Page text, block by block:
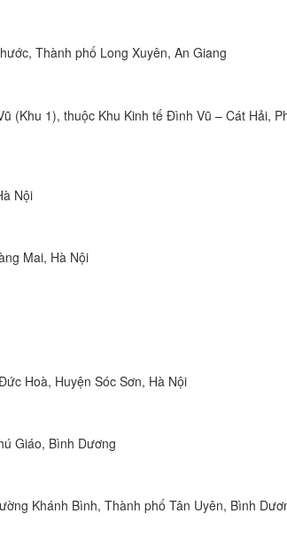
Thành phố Long Xuyên, An Giang
(Khu 1), thuộc Khu Kinh tế Đình Vũ – Cát Hải,
Nội
Mai, Hà Nội
Hoà, Huyện Sóc Sơn, Hà Nội
Giáo, Bình Dương
Khánh Bình, Thành phố Tân Uyên, Bình